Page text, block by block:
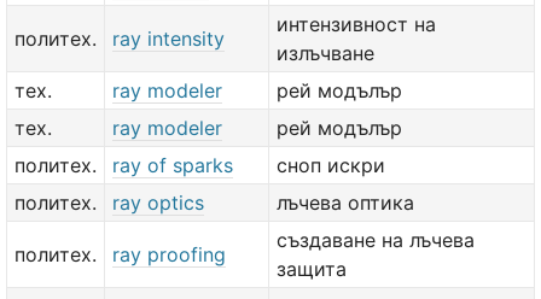
политех. ray intensity
интензивност на
излъчване
тех.
ray modeler
рей модълър
тех.
ray modeler
рей модълър
политех.
ray of sparks
сноп искри
политех.
ray optics лъчева оптика
политех. ray proofing
създаване на лъчева
защита